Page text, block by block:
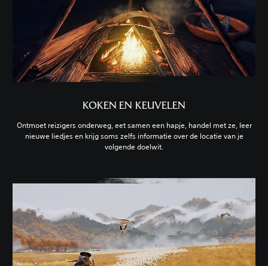
KOKEN EN KEUVELEN
Ontmoet reizigers onderweg, eet samen een hapje, handel met ze, leer
nieuwe liedjes en krijg soms zelfs informatie over de locatie van je
volgende doelwit.